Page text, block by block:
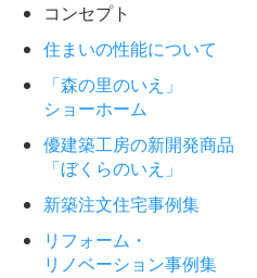
コンセプト
住まいの性能について
「森の里のいえ」
ショーホーム
優建築工房の新開発商品
「ぼくらのいえ」
新築注文住宅事例集
リフォーム・
リノベーション事例集